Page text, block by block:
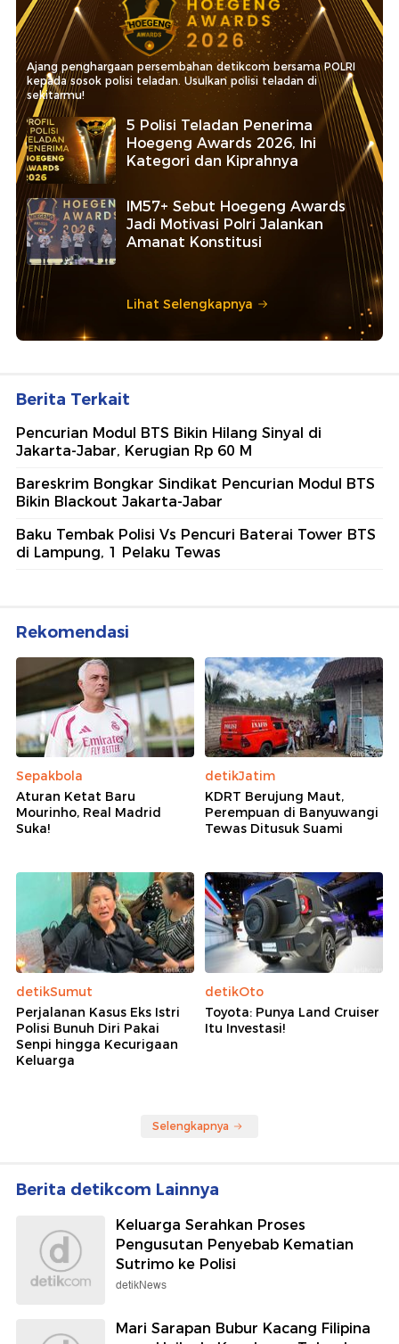
Ajang penghargaan persembahan detikcom bersama POLRI
kepada sosok polisi teladan. Usulkan polisi teladan di
sekitarmu!
5 Polisi Teladan Penerima
Hoegeng Awards 2026, Ini
Kategori dan Kiprahnya
IM57+ Sebut Hoegeng Awards
Jadi Motivasi Polri Jalankan
Amanat Konstitusi
Lihat Selengkapnya
Berita Terkait
Pencurian Modul BTS Bikin Hilang Sinyal di
Jakarta-Jabar, Kerugian Rp 60 M
Bareskrim Bongkar Sindikat Pencurian Modul BTS
Bikin Blackout Jakarta-Jabar
Baku Tembak Polisi Vs Pencuri Baterai Tower BTS
di Lampung, 1 Pelaku Tewas
Rekomendasi
Sepakbola
Aturan Ketat Baru
Mourinho, Real Madrid
Suka!
detikJatim
KDRT Berujung Maut,
Perempuan di Banyuwangi
Tewas Ditusuk Suami
detikSumut
Perjalanan Kasus Eks Istri
Polisi Bunuh Diri Pakai
Senpi hingga Kecurigaan
Keluarga
detikOto
Toyota: Punya Land Cruiser
Itu Investasi!
Selengkapnya
Berita detikcom Lainnya
Keluarga Serahkan Proses
Pengusutan Penyebab Kematian
Sutrimo ke Polisi
detikNews
Mari Sarapan Bubur Kacang Filipina